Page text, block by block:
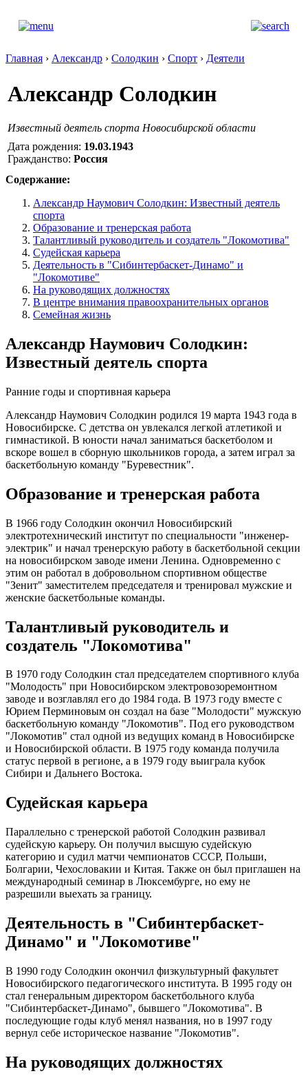
Главная › Александр › Солодкин › Спорт › Деятели
Александр Солодкин
Известный деятель спорта Новосибирской области
Дата рождения: 19.03.1943
Гражданство: Россия
Содержание:
Александр Наумович Солодкин: Известный деятель
спорта
Образование и тренерская работа
Талантливый руководитель и создатель "Локомотива"
Судейская карьера
Деятельность в "Сибинтербаскет-Динамо" и
"Локомотиве"
На руководящих должностях
В центре внимания правоохранительных органов
Семейная жизнь
Александр Наумович Солодкин:
Известный деятель спорта
Ранние годы и спортивная карьера
Александр Наумович Солодкин родился 19 марта 1943 года в
Новосибирске. С детства он увлекался легкой атлетикой и
гимнастикой. В юности начал заниматься баскетболом и
вскоре вошел в сборную школьников города, а затем играл за
баскетбольную команду "Буревестник".
Образование и тренерская работа
В 1966 году Солодкин окончил Новосибирский
электротехнический институт по специальности "инженер-
электрик" и начал тренерскую работу в баскетбольной секции
на новосибирском заводе имени Ленина. Одновременно с
этим он работал в добровольном спортивном обществе
"Зенит" заместителем председателя и тренировал мужские и
женские баскетбольные команды.
Талантливый руководитель и
создатель "Локомотива"
В 1970 году Солодкин стал председателем спортивного клуба
"Молодость" при Новосибирском электровозоремонтном
заводе и возглавлял его до 1984 года. В 1973 году вместе с
Юрием Перминовым он создал на базе "Молодости" мужскую
баскетбольную команду "Локомотив". Под его руководством
"Локомотив" стал одной из ведущих команд в Новосибирске
и Новосибирской области. В 1975 году команда получила
статус первой в регионе, а в 1979 году выиграла кубок
Сибири и Дальнего Востока.
Судейская карьера
Параллельно с тренерской работой Солодкин развивал
судейскую карьеру. Он получил высшую судейскую
категорию и судил матчи чемпионатов СССР, Польши,
Болгарии, Чехословакии и Китая. Также он был приглашен на
международный семинар в Люксембурге, но ему не
разрешили выехать за границу.
Деятельность в "Сибинтербаскет-
Динамо" и "Локомотиве"
В 1990 году Солодкин окончил физкультурный факультет
Новосибирского педагогического института. В 1995 году он
стал генеральным директором баскетбольного клуба
"Сибинтербаскет-Динамо", бывшего "Локомотива". В
последующие годы клуб менял названия, но в 1997 году
вернул себе историческое название "Локомотив".
На руководящих должностях